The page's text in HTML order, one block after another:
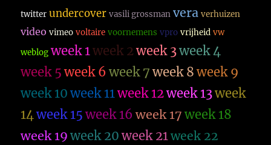
twitter undercover vasili grossman vera verhuizen
video vimeo voltaire voornemens vpro vrijheid vw
weblog week 1week 2 week 3week 4
week 5 week 6 week 7 week 8 week 9
week 10 week 11week 12week 13week
14week 15 week 16 week 17 week 18
week 19 week 20 week 21week 22